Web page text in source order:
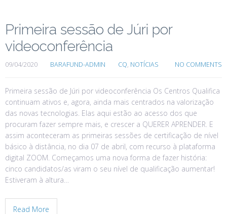
Primeira sessão de Júri por
videoconferência
09/04/2020 BARAFUND-ADMIN CQ, NOTÍCIAS NO COMMENTS
Primeira sessão de Júri por videoconferência Os Centros Qualifica
continuam ativos e, agora, ainda mais centrados na valorização
das novas tecnologias. Elas aqui estão ao acesso dos que
procuram fazer sempre mais, e crescer a QUERER APRENDER. E
assim aconteceram as primeiras sessões de certificação de nível
básico à distância, no dia 07 de abril, com recurso à plataforma
digital ZOOM. Começamos uma nova forma de fazer história:
cinco candidatos/as viram o seu nível de qualificação aumentar!
Estiveram à altura…
Read More